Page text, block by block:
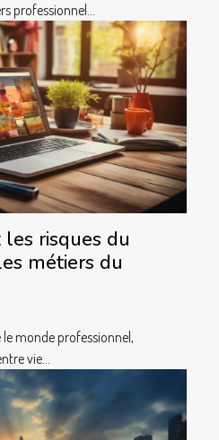
professionnel...
risques du
métiers du
monde professionnel,
vie...